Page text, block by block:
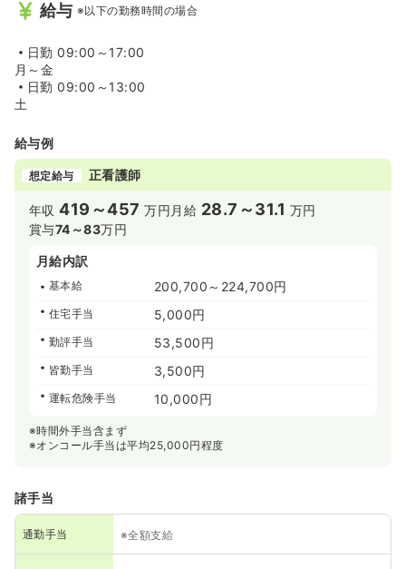
給与 ※以下の勤務時間の場合
日勤 09:00～17:00
月～金
日勤 09:00～13:00
土
給与例
想定給与 正看護師
年収419～457 万円 月給 28.7～31.1 万円
賞与74～83万円
月給内訳
基本給 200,700～224,700円
住宅手当 5,000円
勤評手当 53,500円
皆勤手当 3,500円
運転危険手当 10,000円
※時間外手当含まず
※オンコール手当は平均25,000円程度
諸手当
通勤手当 ※全額支給